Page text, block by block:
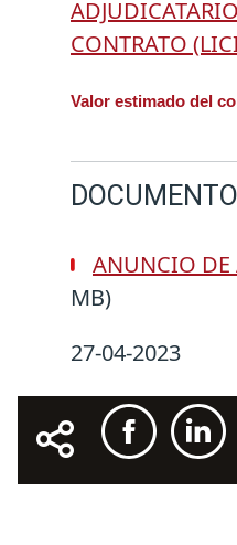
CONTRATO
Valor estimado del
ANUNCIO DE
MB)
27-04-2023